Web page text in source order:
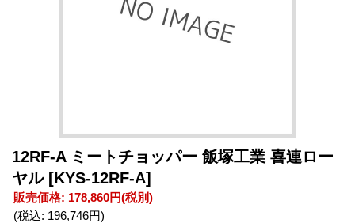
12RF-A ミートチョッパー 飯塚工業 喜連ロー
ヤル [KYS-12RF-A]
販売価格: 178,860円(税別)
(税込: 196,746円)